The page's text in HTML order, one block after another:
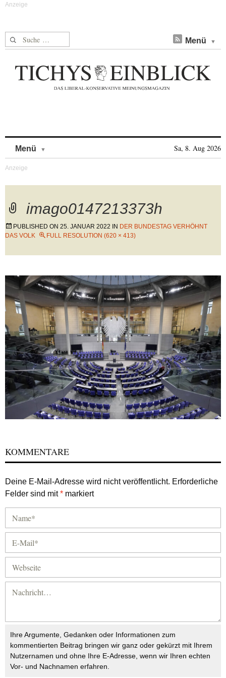
Suche nach: Menü
Menü Sa, 8. Aug 2026
imago0147213373h
PUBLISHED ON 25. JANUAR 2022 IN DER BUNDESTAG VERHÖHNT
DAS VOLK
FULL RESOLUTION (620 × 413)
KOMMENTARE
Deine E-Mail-Adresse wird nicht veröffentlicht. Erforderliche
Felder sind mit* markiert
Ihre Argumente, Gedanken oder Informationen zum
kommentierten Beitrag bringen wir ganz oder gekürzt mit Ihrem
Nutzernamen und ohne Ihre E-Adresse, wenn wir Ihren echten
Vor- und Nachnamen erfahren.